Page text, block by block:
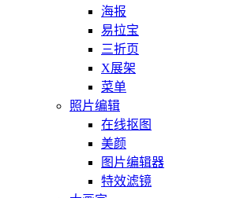
海报
易拉宝
三折页
X展架
菜单
照片编辑
在线抠图
美颜
图片编辑器
特效滤镜